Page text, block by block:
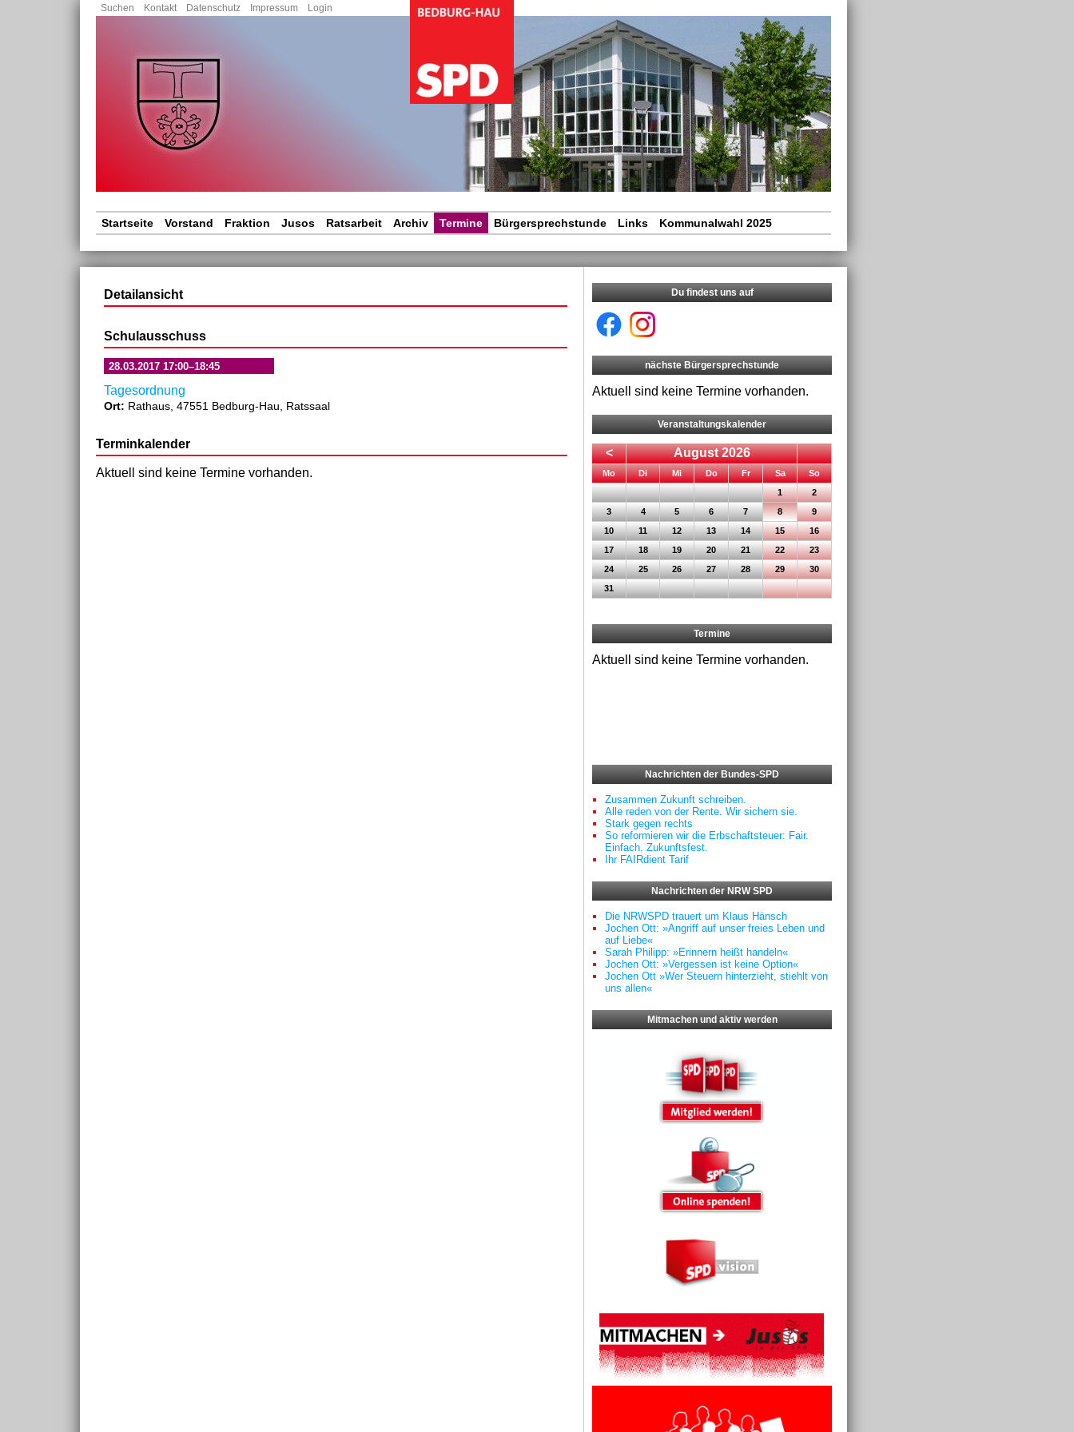
überspringen
Suchen Kontakt Datenschutz Impressum Login
Navigation
Startseite Vorstand Fraktion Jusos Ratsarbeit Archiv Termine Bürgersprechstunde Links Kommunalwahl 2025
Detailansicht
Schulausschuss
28.03.2017 17:00–18:45
Tagesordnung
Ort: Rathaus, 47551 Bedburg-Hau, Ratssaal
Terminkalender
Aktuell sind keine Termine vorhanden.
Du findest uns auf
nächste Bürgersprechstunde
Aktuell sind keine Termine vorhanden.
Veranstaltungskalender
< August 2026
Montag DienstagMittwochDonnerstag
Freitag SamstagSonntag
1
2
3
4 5 6 7 8
9
10
11 12 13 14 15
16
17
18 19 20 21 22
23
24
25 26 27 28 29
30
31
Termine
Aktuell sind keine Termine vorhanden.
Nachrichten der Bundes-SPD
Zusammen Zukunft schreiben.
Alle reden von der Rente. Wir sichern sie.
Stark gegen rechts
So reformieren wir die Erbschaftsteuer: Fair.
Einfach. Zukunftsfest.
Ihr FAIRdient Tarif
Nachrichten der NRW SPD
Die NRWSPD trauert um Klaus Hänsch
Jochen Ott: »Angriff auf unser freies Leben und
auf Liebe«
Sarah Philipp: »Erinnern heißt handeln«
Jochen Ott: »Vergessen ist keine Option«
Jochen Ott »Wer Steuern hinterzieht, stiehlt von
uns allen«
Mitmachen und aktiv werden